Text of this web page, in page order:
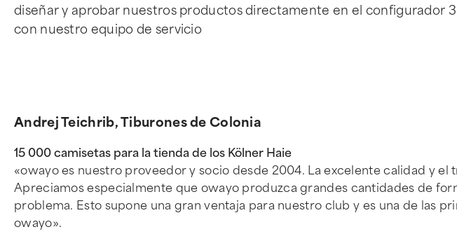
diseñar y aprobar nuestros productos directamente en el configurador
con nuestro equipo de servicio
Andrej Teichrib, Tiburones de Colonia
15 000 camisetas para la tienda de los Kölner Haie
«owayo es nuestro proveedor y socio desde 2004. La excelente calidad y
Apreciamos especialmente que owayo produzca grandes cantidades de
problema. Esto supone una gran ventaja para nuestro club y es una de las
owayo».